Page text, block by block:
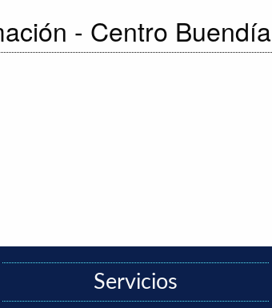
- Centro Buendía
Servicios